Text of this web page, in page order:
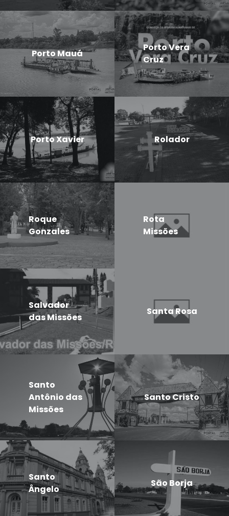
Porto Mauá
Porto Vera
Cruz
Porto Xavier Rolador
Roque
Gonzales
Rota
Missões
Salvador
das Missões
Santa Rosa
Santo
Antônio das
Missões
Santo Cristo
Santo
Ângelo
São Borja